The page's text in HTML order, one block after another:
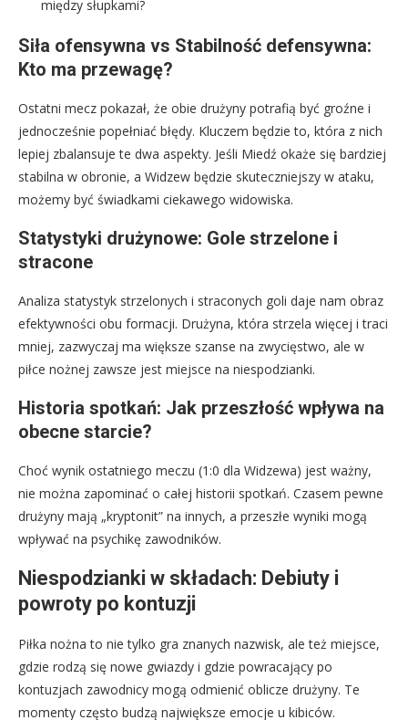
między słupkami?
Siła ofensywna vs Stabilność defensywna:
Kto ma przewagę?
Ostatni mecz pokazał, że obie drużyny potrafią być groźne i
jednocześnie popełniać błędy. Kluczem będzie to, która z nich
lepiej zbalansuje te dwa aspekty. Jeśli Miedź okaże się bardziej
stabilna w obronie, a Widzew będzie skuteczniejszy w ataku,
możemy być świadkami ciekawego widowiska.
Statystyki drużynowe: Gole strzelone i
stracone
Analiza statystyk strzelonych i straconych goli daje nam obraz
efektywności obu formacji. Drużyna, która strzela więcej i traci
mniej, zazwyczaj ma większe szanse na zwycięstwo, ale w
piłce nożnej zawsze jest miejsce na niespodzianki.
Historia spotkań: Jak przeszłość wpływa na
obecne starcie?
Choć wynik ostatniego meczu (1:0 dla Widzewa) jest ważny,
nie można zapominać o całej historii spotkań. Czasem pewne
drużyny mają „kryptonit” na innych, a przeszłe wyniki mogą
wpływać na psychikę zawodników.
Niespodzianki w składach: Debiuty i
powroty po kontuzji
Piłka nożna to nie tylko gra znanych nazwisk, ale też miejsce,
gdzie rodzą się nowe gwiazdy i gdzie powracający po
kontuzjach zawodnicy mogą odmienić oblicze drużyny. Te
momenty często budzą największe emocje u kibiców.